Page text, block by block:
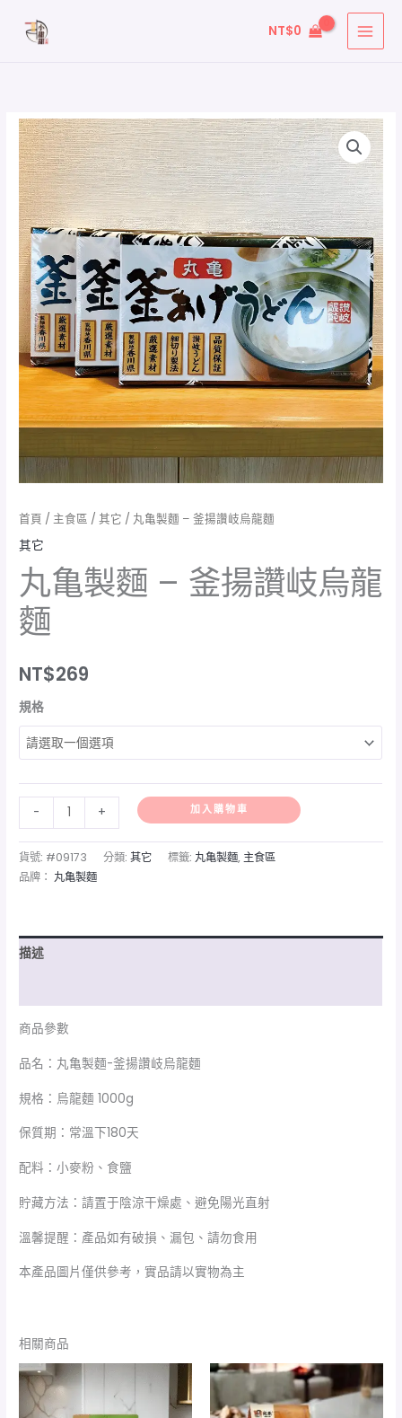
NT$0
首頁 / 主食區 /其它 / 丸亀製麵 – 釜揚讚岐烏龍麵
其它
丸亀製麵 – 釜揚讚岐烏龍
麵
NT$269
規格
-
丸
亀
製
麵
-
釜
揚
讚
岐
烏
龍
麵
量
+ 加入購物車
貨號: #09173 分類:其它 標籤: 丸亀製麵, 主食區
品牌： 丸亀製麵
描述
商品參數
品名：丸亀製麵-釜揚讚岐烏龍麵
規格：烏龍麵 1000g
保質期：常溫下180天
配料：小麥粉、食鹽
貯藏方法：請置于陰涼干燥處、避免陽光直射
溫馨提醒：產品如有破損、漏包、請勿食用
本產品圖片僅供參考，實品請以實物為主
相關商品
尋
: